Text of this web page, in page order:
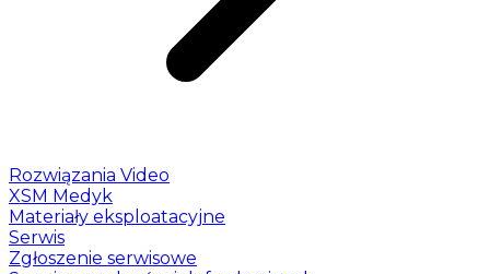
Rozwiązania Video
XSM Medyk
Materiały eksploatacyjne
Serwis
Zgłoszenie serwisowe